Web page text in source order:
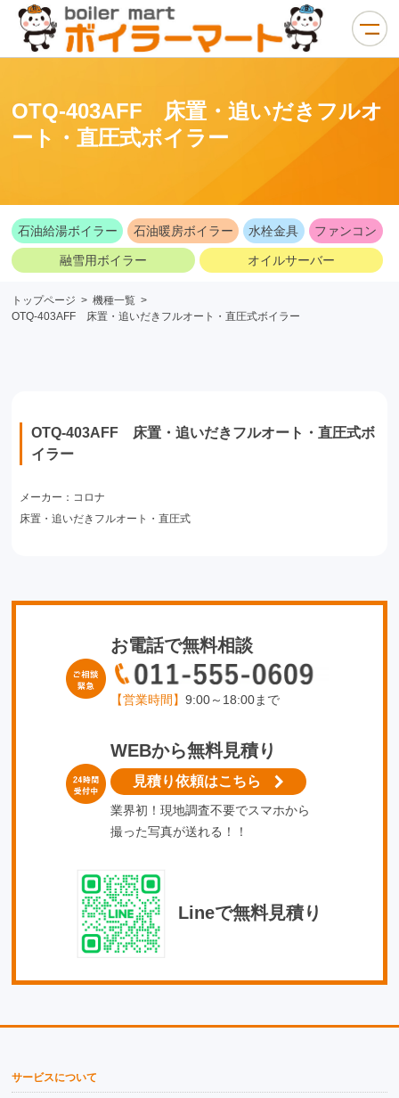
OTQ-403AFF 床置・追いだきフルオ
ート・直圧式ボイラー
石油給湯ボイラー 石油暖房ボイラー 水栓金具 ファンコン
融雪用ボイラー オイルサーバー
トップページ > 機種一覧 >
OTQ-403AFF 床置・追いだきフルオート・直圧式ボイラー
OTQ-403AFF 床置・追いだきフルオート・直圧式ボ
イラー
メーカー：コロナ
床置・追いだきフルオート・直圧式
お電話で無料相談
【営業時間】 9:00～18:00まで
WEBから無料見積り
見積り依頼はこちら
業界初！現地調査不要でスマホから
撮った写真が送れる！！
Lineで無料見積り
サービスについて